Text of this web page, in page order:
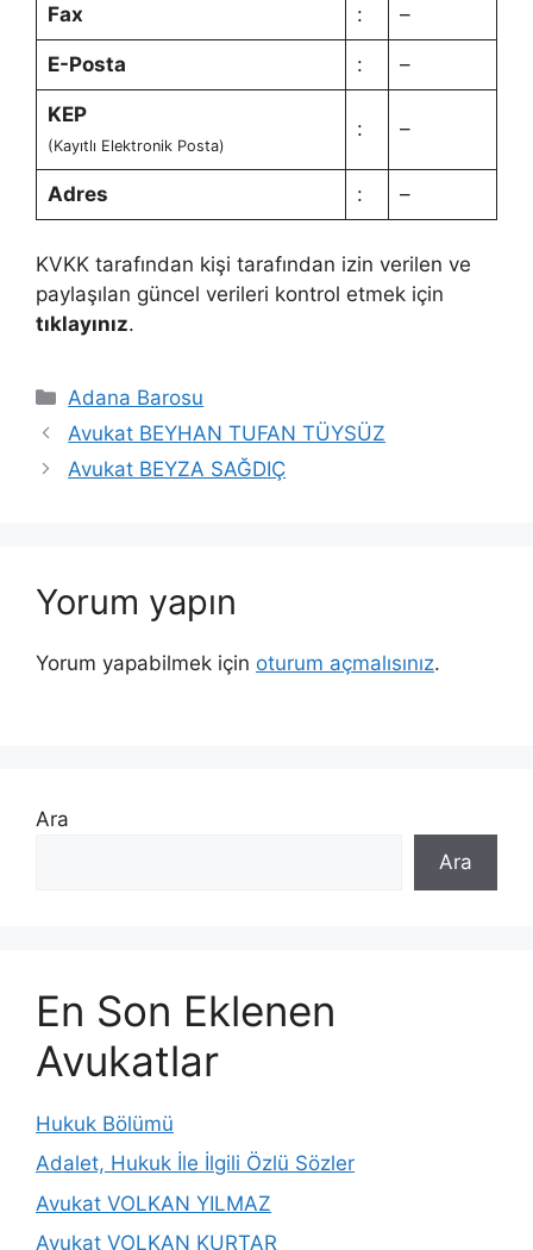
Fax : –
E-Posta : –
KEP
(Kayıtlı Elektronik Posta)
: –
Adres : –
KVKK tarafından kişi tarafından izin verilen ve
paylaşılan güncel verileri kontrol etmek için
tıklayınız.
Kategoriler
Adana Barosu
Avukat BEYHAN TUFAN TÜYSÜZ
Avukat BEYZA SAĞDIÇ
Yorum yapın
Yorum yapabilmek için oturum açmalısınız.
Ara
Ara
En Son Eklenen
Avukatlar
Hukuk Bölümü
Adalet, Hukuk İle İlgili Özlü Sözler
Avukat VOLKAN YILMAZ
Avukat VOLKAN KURTAR